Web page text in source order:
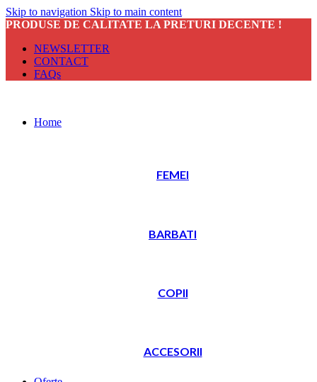
Skip to navigation Skip to main content
PRODUSE DE CALITATE LA PRETURI DECENTE !
NEWSLETTER
CONTACT
FAQs
Home
FEMEI
BARBATI
COPII
ACCESORII